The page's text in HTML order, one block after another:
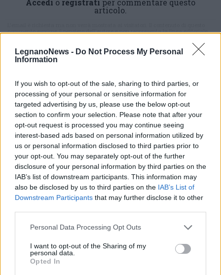
LegnanoNews - Do Not Process My Personal
Information
If you wish to opt-out of the sale, sharing to third parties, or
processing of your personal or sensitive information for
targeted advertising by us, please use the below opt-out
section to confirm your selection. Please note that after your
opt-out request is processed you may continue seeing
interest-based ads based on personal information utilized by
us or personal information disclosed to third parties prior to
your opt-out. You may separately opt-out of the further
disclosure of your personal information by third parties on the
IAB’s list of downstream participants. This information may
also be disclosed by us to third parties on the IAB’s List of
Downstream Participants that may further disclose it to other
Personal Data Processing Opt Outs
I want to opt-out of the Sharing of my
personal data.
Opted In
Accedi o registrati per commentare questo
articolo.
commento esprime il pensiero dell'autore e non rappresenta la linea editoriale
commenti non sono testi giornalistici, ma post inviati dai singoli lettori che
possono essere automaticamente pubblicati senza filtro preventivo. I commenti
che includano uno o più link a siti esterni verranno rimossi in automatico dal
sistema.
ALTRE NOTIZIE DI LEGNANO